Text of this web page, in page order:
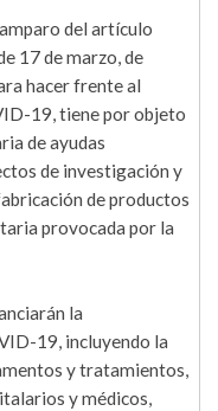
del artículo
17 de marzo, de
hacer frente al
19, tiene por objeto
de ayudas
de investigación y
de productos
provocada por la
la
19, incluyendo la
y tratamientos,
y médicos,